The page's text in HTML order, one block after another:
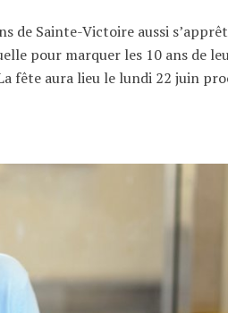
de Sainte-Victoire aussi
pour marquer les 10 ans de
fête aura lieu le lundi 22 juin